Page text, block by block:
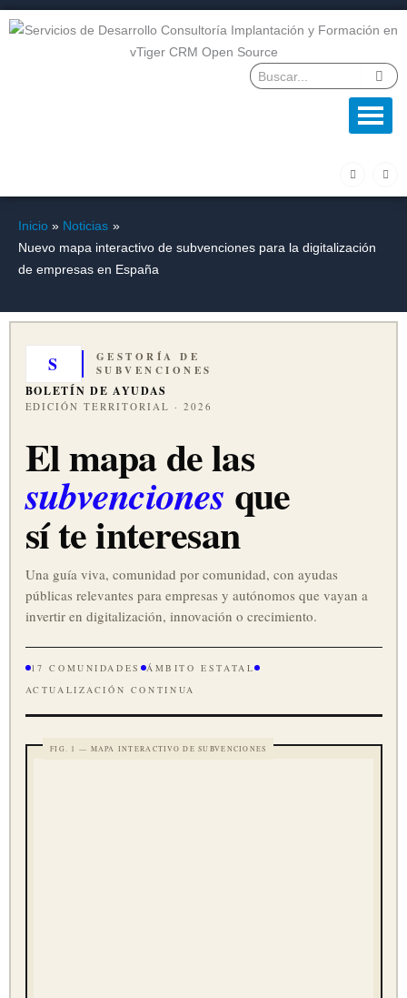
Ir
a
e
-
i
k
Inicio
Noticias
Nuevo mapa interactivo de subvenciones para la digitalización
de empresas en España
S
GESTORÍA DE
SUBVENCIONES
BOLETÍN DE AYUDAS
EDICIÓN TERRITORIAL · 2026
El mapa de las
subvenciones que
sí te interesan
Una guía viva, comunidad por comunidad, con ayudas
públicas relevantes para empresas y autónomos que vayan a
invertir en digitalización, innovación o crecimiento.
17 COMUNIDADES
ÁMBITO ESTATAL
ACTUALIZACIÓN CONTINUA